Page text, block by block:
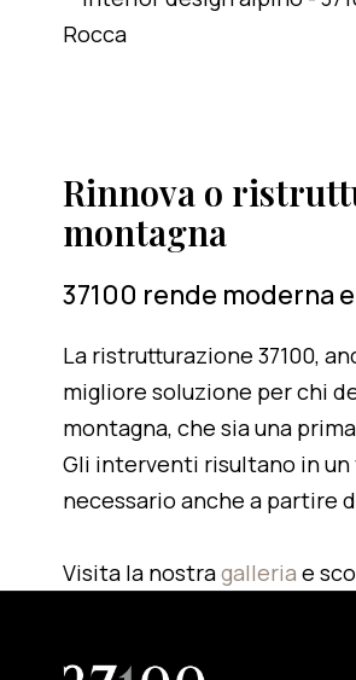
Rinnova o
montagna
37100 rende moderna
La ristrutturazione 37100,
migliore soluzione per chi
montagna, che sia una
Gli interventi risultano in un
necessario anche a partire
Visita la nostragalleria e